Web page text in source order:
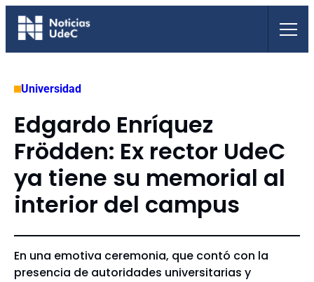
Saltar
Universidad
Edgardo Enríquez
Frödden: Ex rector UdeC
ya tiene su memorial al
interior del campus
En una emotiva ceremonia, que contó con la
presencia de autoridades universitarias y